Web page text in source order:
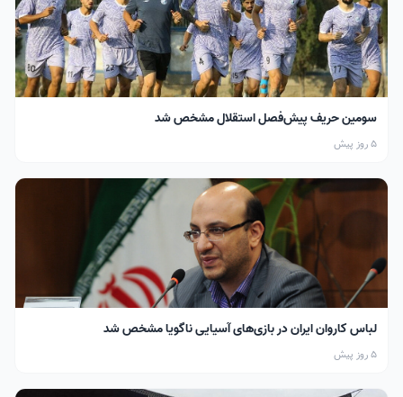
سومین حریف پیش‌فصل استقلال مشخص شد
5 روز پیش
لباس کاروان ایران در بازی‌های آسیایی ناگویا مشخص شد
5 روز پیش